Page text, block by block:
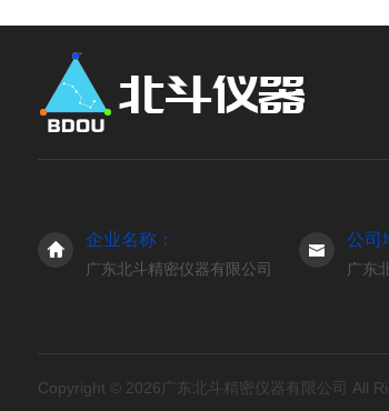
企业名称：
广东北斗精密仪器有限公司
公司
广东
Copyright © 2026广东北斗精密仪器有限公司 All